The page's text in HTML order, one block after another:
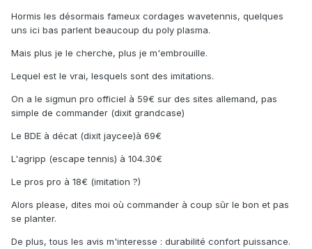
Hormis les désormais fameux cordages wavetennis, quelques
uns ici bas parlent beaucoup du poly plasma.
Mais plus je le cherche, plus je m'embrouille.
Lequel est le vrai, lesquels sont des imitations.
On a le sigmun pro officiel à 59€ sur des sites allemand, pas
simple de commander (dixit grandcase)
Le BDE à décat (dixit jaycee)à 69€
L'agripp (escape tennis) à 104.30€
Le pros pro à 18€ (imitation ?)
Alors please, dites moi où commander à coup sûr le bon et pas
se planter.
De plus, tous les avis m'interesse : durabilité confort puissance.